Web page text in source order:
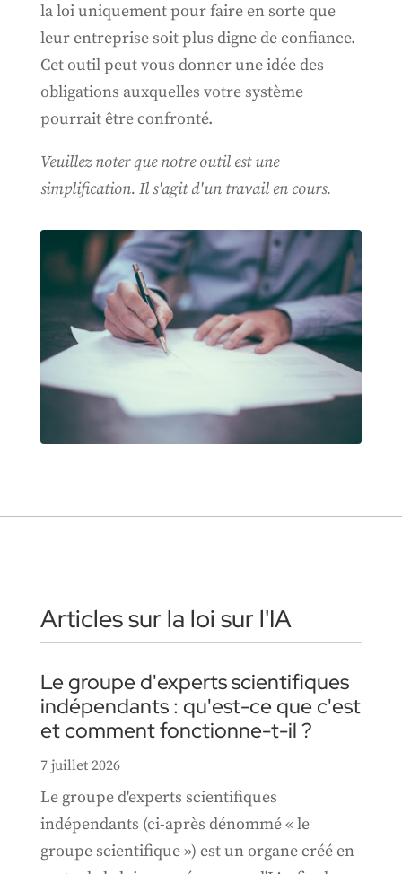
la loi uniquement pour faire en sorte que
leur entreprise soit plus digne de confiance.
Cet outil peut vous donner une idée des
obligations auxquelles votre système
pourrait être confronté.
Veuillez noter que notre outil est une
simplification. Il s'agit d'un travail en cours.
Articles sur la loi sur l'IA
Le groupe d'experts scientifiques
indépendants : qu'est-ce que c'est
et comment fonctionne-t-il ?
7 juillet 2026
Le groupe d'experts scientifiques
indépendants (ci-après dénommé « le
groupe scientifique ») est un organe créé en